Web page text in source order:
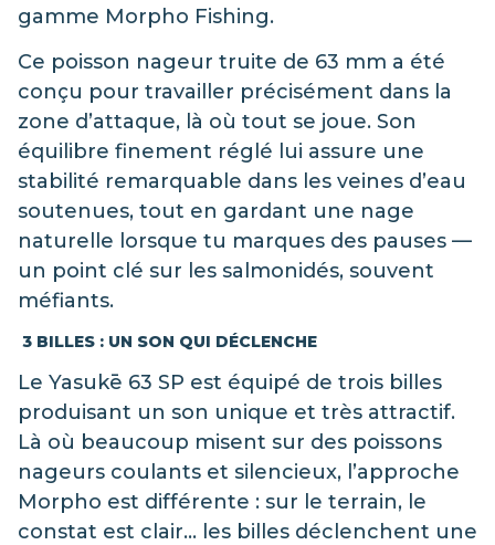
gamme Morpho Fishing.
Ce poisson nageur truite de 63 mm a été
conçu pour travailler précisément dans la
zone d’attaque, là où tout se joue. Son
équilibre finement réglé lui assure une
stabilité remarquable dans les veines d’eau
soutenues, tout en gardant une nage
naturelle lorsque tu marques des pauses —
un point clé sur les salmonidés, souvent
méfiants.
3 BILLES : UN SON QUI DÉCLENCHE
Le Yasukē 63 SP est équipé de trois billes
produisant un son unique et très attractif.
Là où beaucoup misent sur des poissons
nageurs coulants et silencieux, l’approche
Morpho est différente : sur le terrain, le
constat est clair… les billes déclenchent une